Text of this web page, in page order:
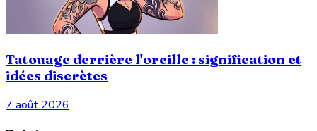
Tatouage derrière l'oreille : signification et
idées discrètes
7 août 2026